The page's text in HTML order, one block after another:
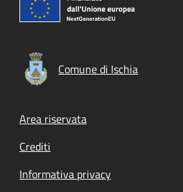
Comune di Ischia
Footer menu
Area riservata
Crediti
Informativa privacy